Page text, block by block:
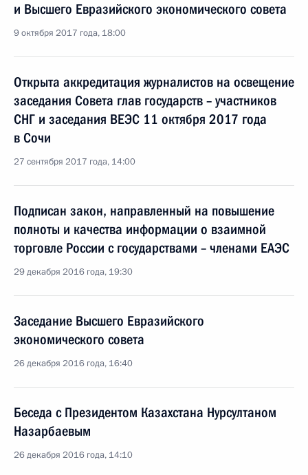
и Высшего Евразийского экономического совета
9 октября 2017 года, 18:00
Открыта аккредитация журналистов на освещение
заседания Совета глав государств – участников
СНГ и заседания ВЕЭС 11 октября 2017 года
в Сочи
27 сентября 2017 года, 14:00
Подписан закон, направленный на повышение
полноты и качества информации о взаимной
торговле России с государствами – членами ЕАЭС
29 декабря 2016 года, 19:30
Заседание Высшего Евразийского
экономического совета
26 декабря 2016 года, 16:40
Беседа с Президентом Казахстана Нурсултаном
Назарбаевым
26 декабря 2016 года, 14:10